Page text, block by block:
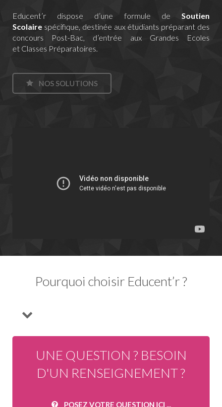
Educent’r dispose d’une formule de Soutien
Scolaire spécifique, destinée aux étudiants préparant des
concours Post-Bac, d’entrée aux Grandes Ecoles
et Classes Préparatoires.
NOS SOLUTIONS
Pourquoi choisir Educent’r ?
UNE QUESTION ? BESOIN
D'UN RENSEIGNEMENT ?
POSEZ VOTRE QUESTION ICI ...